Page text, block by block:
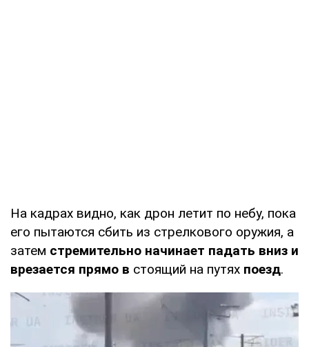
На кадрах видно, как дрон летит по небу, пока
его пытаются сбить из стрелкового оружия, а
затем стремительно начинает падать вниз и
врезается прямо в стоящий на путях поезд.